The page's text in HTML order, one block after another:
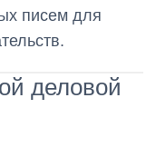
писем для
деловой